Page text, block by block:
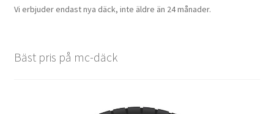
Vi erbjuder endast nya däck, inte äldre än 24 månader.
Bäst pris på mc-däck